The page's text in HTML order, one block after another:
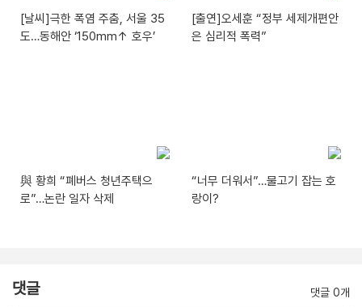
[날씨]극한 폭염 주춤, 서울 35
도…동해안 ‘150mm↑ 호우’
[출연]오세훈 “정부 세제개편안
은 심리적 폭력”
與 황희 “폐버스 청년주택으
로”…논란 일자 삭제
“너무 더워서”…물고기 잡는 호
랑이?
댓글 댓글 0개